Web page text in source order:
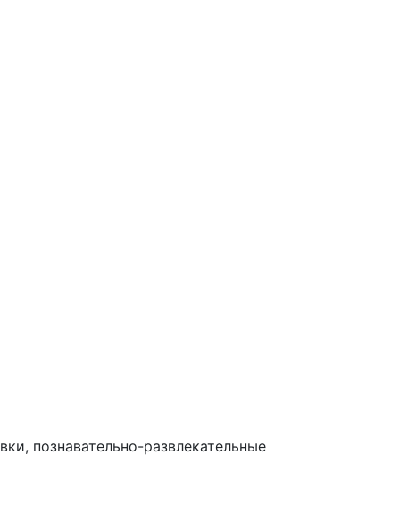
познавательно-развлекательные